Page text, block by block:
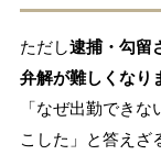
ただし逮捕・勾留
弁解が難しくなり
「なぜ出勤でき
こした」と答えざ